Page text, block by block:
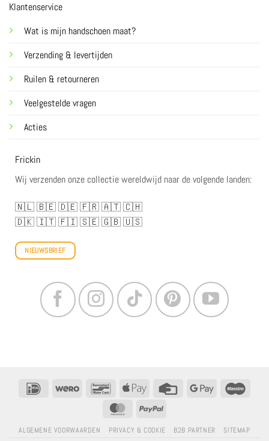
Klantenservice
Wat is mijn handschoen maat?
Verzending & levertijden
Ruilen & retourneren
Veelgestelde vragen
Acties
Frickin
Wij verzenden onze collectie wereldwijd naar de volgende landen:
🇳🇱🇧🇪🇩🇪🇫🇷🇦🇹🇨🇭
🇩🇰🇮🇹🇫🇮🇸🇪🇬🇧🇺🇸
NIEUWSBRIEF
IDeal Wero BancontactApple
CreditcardGoogle
MasterCardPayPal
ALGEMENE VOORWAARDEN PRIVACY & COOKIE B2B PARTNER SITEMAP